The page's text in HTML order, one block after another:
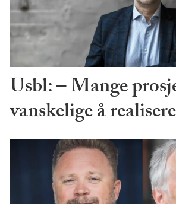
Usbl: – Mange
vanskelige å realisere